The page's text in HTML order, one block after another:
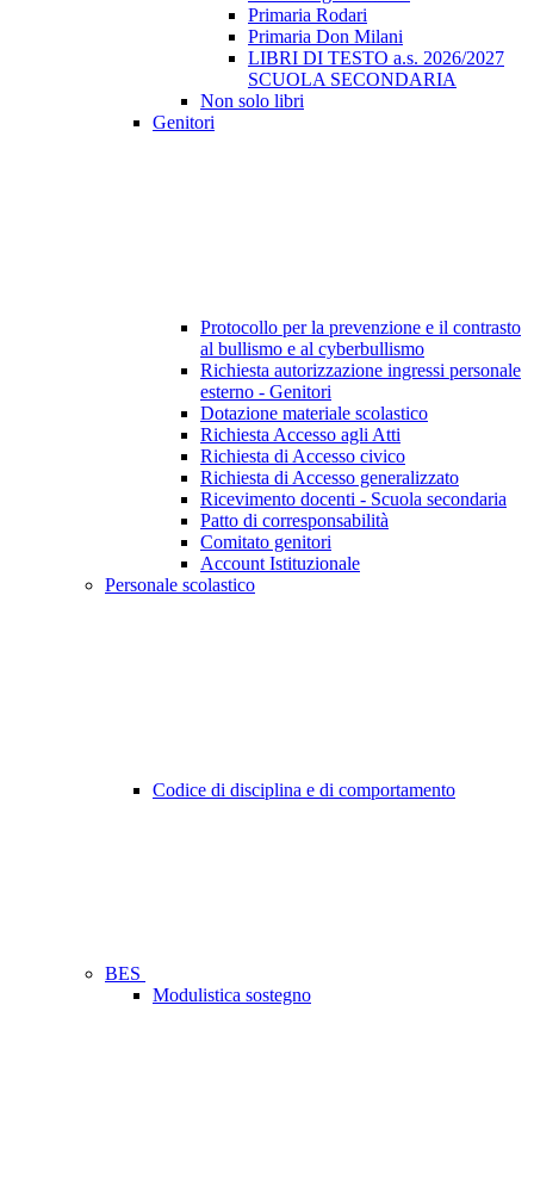
Primaria Rodari
Primaria Don Milani
LIBRI DI TESTO a.s. 2026/2027
SCUOLA SECONDARIA
Non solo libri
Genitori
Protocollo per la prevenzione e il contrasto
al bullismo e al cyberbullismo
Richiesta autorizzazione ingressi personale
esterno - Genitori
Dotazione materiale scolastico
Richiesta Accesso agli Atti
Richiesta di Accesso civico
Richiesta di Accesso generalizzato
Ricevimento docenti - Scuola secondaria
Patto di corresponsabilità
Comitato genitori
Account Istituzionale
Personale scolastico
Codice di disciplina e di comportamento
BES
Modulistica sostegno